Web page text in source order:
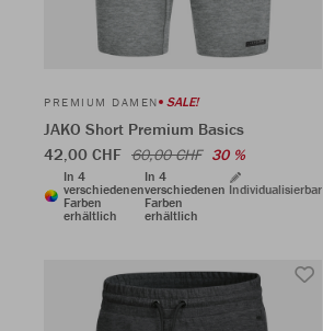
PREMIUM DAMEN SALE!
JAKO Short Premium Basics
42,00 CHF 60,00 CHF 30 %
In 4
verschiedenen
Farben
erhältlich
In 4
verschiedenen
Farben
erhältlich
Individualisierbar